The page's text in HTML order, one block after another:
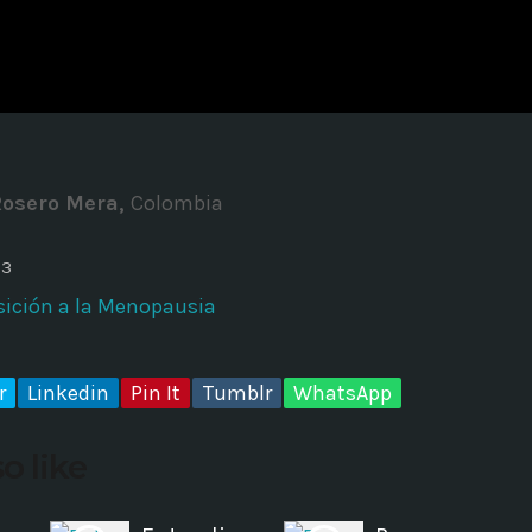
Time
Mera, Colombia
a la Menopausia
Linkedin Pin It Tumblr WhatsApp